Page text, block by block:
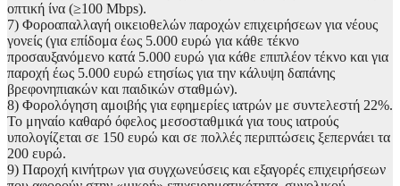
οπτική ίνα (≥100 Μbps).
7) Φοροαπαλλαγή οικειοθελών παροχών επιχειρήσεων για νέους
γονείς (για επίδομα έως 5.000 ευρώ για κάθε τέκνο
προσαυξανόμενο κατά 5.000 ευρώ για κάθε επιπλέον τέκνο και για
παροχή έως 5.000 ευρώ ετησίως για την κάλυψη δαπάνης
βρεφονηπιακών και παιδικών σταθμών).
8) Φορολόγηση αμοιβής για εφημερίες ιατρών με συντελεστή 22%.
Το μηναίο καθαρό όφελος μεσοσταθμικά για τους ιατρούς
υπολογίζεται σε 150 ευρώ και σε πολλές περιπτώσεις ξεπερνάει τα
200 ευρώ.
9) Παροχή κινήτρων για συγχωνεύσεις και εξαγορές επιχειρήσεων